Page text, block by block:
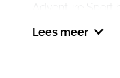
Adventure Sport
lichaam
Lees meer